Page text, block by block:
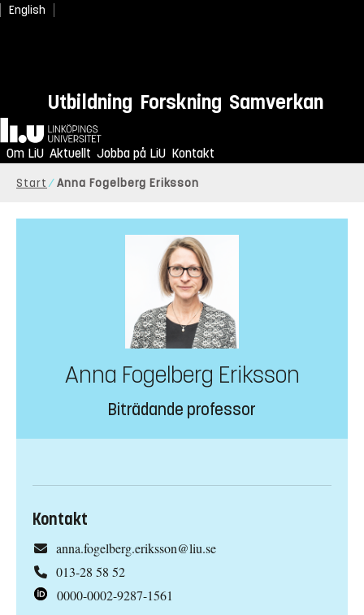
English
Utbildning Forskning Samverkan
Hem
Om LiU Aktuellt Jobba på LiU Kontakt
Start Anna Fogelberg Eriksson
Anna Fogelberg Eriksson
Biträdande professor
Kontakt
anna.fogelberg.eriksson@liu.se
013-28 58 52
0000-0002-9287-1561